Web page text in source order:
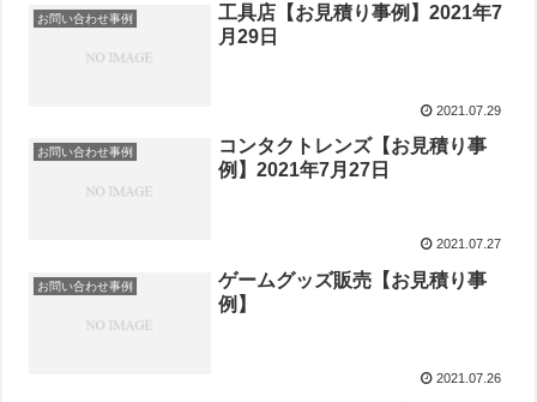
お問い合わせ事例
工具店【お見積り事例】2021年7
月29日
2021.07.29
お問い合わせ事例
コンタクトレンズ【お見積り事
例】2021年7月27日
2021.07.27
お問い合わせ事例
ゲームグッズ販売【お見積り事
例】
2021.07.26